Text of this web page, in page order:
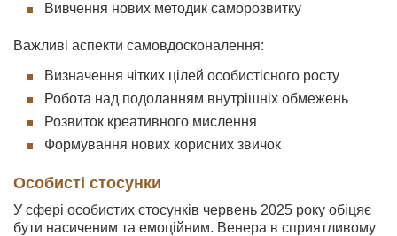
Вивчення нових методик саморозвитку
Важливі аспекти самовдосконалення:
Визначення чітких цілей особистісного росту
Робота над подоланням внутрішніх обмежень
Розвиток креативного мислення
Формування нових корисних звичок
Особисті стосунки
У сфері особистих стосунків червень 2025 року обіцяє
бути насиченим та емоційним. Венера в сприятливому